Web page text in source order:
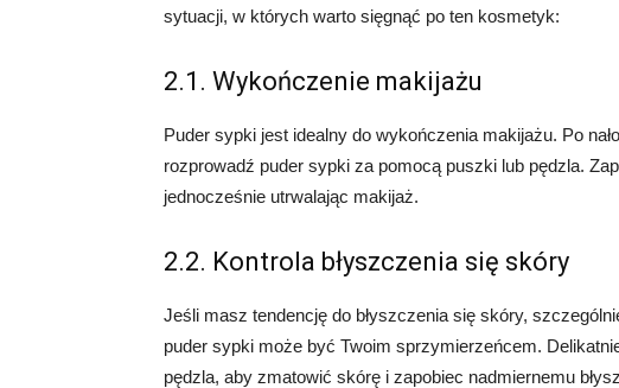
sytuacji, w których warto sięgnąć po ten kosmetyk:
2.1. Wykończenie makijażu
Puder sypki jest idealny do wykończenia makijażu. Po
rozprowadź puder sypki za pomocą puszki lub pędzla.
jednocześnie utrwalając makijaż.
2.2. Kontrola błyszczenia się skóry
Jeśli masz tendencję do błyszczenia się skóry,
puder sypki może być Twoim sprzymierzeńcem.
pędzla, aby zmatowić skórę i zapobiec nadmiernemu